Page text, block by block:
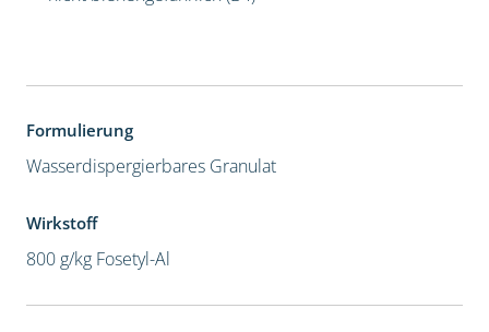
Formulierung
Wasserdispergierbares Granulat
Wirkstoff
800 g/kg Fosetyl-Al